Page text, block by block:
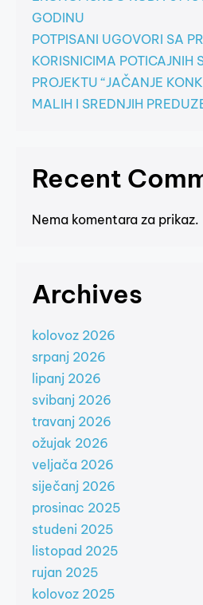
GODINU
POTPISANI UGOVORI SA
KORISNICIMA POTICAJNIH
PROJEKTU “JAČANJE
MALIH I SREDNJIH
Recent
Nema komentara za prikaz.
Archives
kolovoz 2026
srpanj 2026
lipanj 2026
svibanj 2026
travanj 2026
ožujak 2026
veljača 2026
siječanj 2026
prosinac 2025
studeni 2025
listopad 2025
rujan 2025
kolovoz 2025